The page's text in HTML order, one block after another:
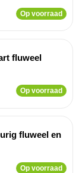
Op voorraad
fluweel
Op voorraad
fluweel en
Op voorraad